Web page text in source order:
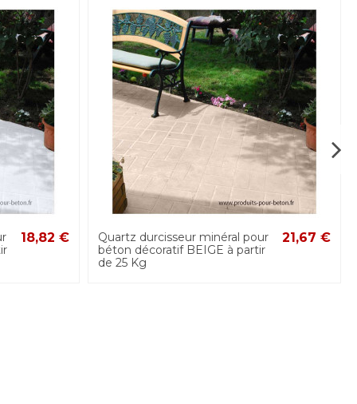
18,82 €
Quartz durcisseur minéral pour
béton décoratif BEIGE à partir
de 25 Kg
21,67 €